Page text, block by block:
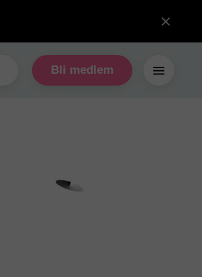
Bli medlem